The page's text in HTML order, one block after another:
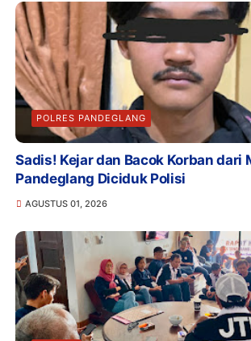
POLRES PANDEGLANG
Sadis! Kejar dan Bacok Korban dari
Pandeglang Diciduk Polisi
AGUSTUS 01, 2026